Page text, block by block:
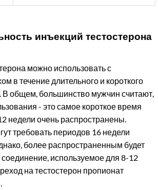
инъекций тестостерона
можно использовать с
в течение длительного и короткого
В общем, большинство мужчин считают,
- это самое короткое время
недели очень распространены.
требовать периодов 16 недели
более распространенным будет
используемое для 8-12
на тестостерон пропионат